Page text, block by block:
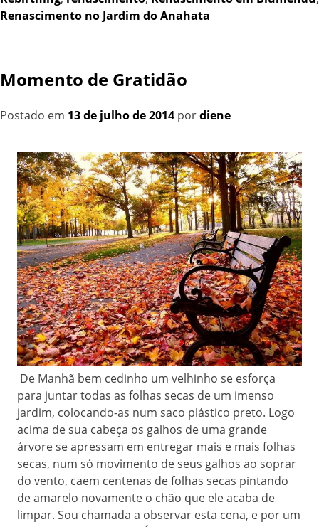
Renascimento no Jardim do Anahata
Momento de Gratidão
Postado em 13 de julho de 2014 pordiene
De Manhã bem cedinho um velhinho se esforça
para juntar todas as folhas secas de um imenso
jardim, colocando-as num saco plástico preto. Logo
acima de sua cabeça os galhos de uma grande
árvore se apressam em entregar mais e mais folhas
secas, num só movimento de seus galhos ao soprar
do vento, caem centenas de folhas secas pintando
de amarelo novamente o chão que ele acaba de
limpar. Sou chamada a observar esta cena, e por um